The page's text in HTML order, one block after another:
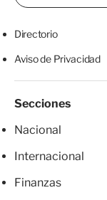
Directorio
Aviso de Privacidad
Secciones
Nacional
Internacional
Finanzas